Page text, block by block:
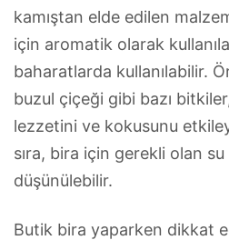
kamıştan elde edilen
için aromatik olarak
baharatlarda kullanılabilir.
buzul çiçeği gibi bazı
lezzetini ve kokusunu
sıra, bira için gerekli olan
düşünülebilir.
Butik bira yaparken dikkat